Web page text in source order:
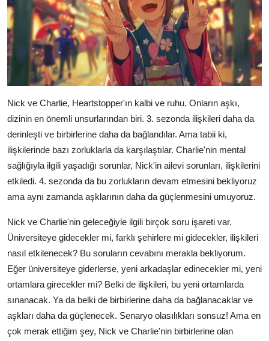
Nick ve Charlie, Heartstopper'ın kalbi ve ruhu. Onların aşkı,
dizinin en önemli unsurlarından biri. 3. sezonda ilişkileri daha da
derinleşti ve birbirlerine daha da bağlandılar. Ama tabii ki,
ilişkilerinde bazı zorluklarla da karşılaştılar. Charlie'nin mental
sağlığıyla ilgili yaşadığı sorunlar, Nick'in ailevi sorunları, ilişkilerini
etkiledi. 4. sezonda da bu zorlukların devam etmesini bekliyoruz
ama aynı zamanda aşklarının daha da güçlenmesini umuyoruz.
Nick ve Charlie'nin geleceğiyle ilgili birçok soru işareti var.
Üniversiteye gidecekler mi, farklı şehirlere mi gidecekler, ilişkileri
nasıl etkilenecek? Bu soruların cevabını merakla bekliyorum.
Eğer üniversiteye giderlerse, yeni arkadaşlar edinecekler mi, yeni
ortamlara girecekler mi? Belki de ilişkileri, bu yeni ortamlarda
sınanacak. Ya da belki de birbirlerine daha da bağlanacaklar ve
aşkları daha da güçlenecek. Senaryo olasılıkları sonsuz! Ama en
çok merak ettiğim şey, Nick ve Charlie'nin birbirlerine olan